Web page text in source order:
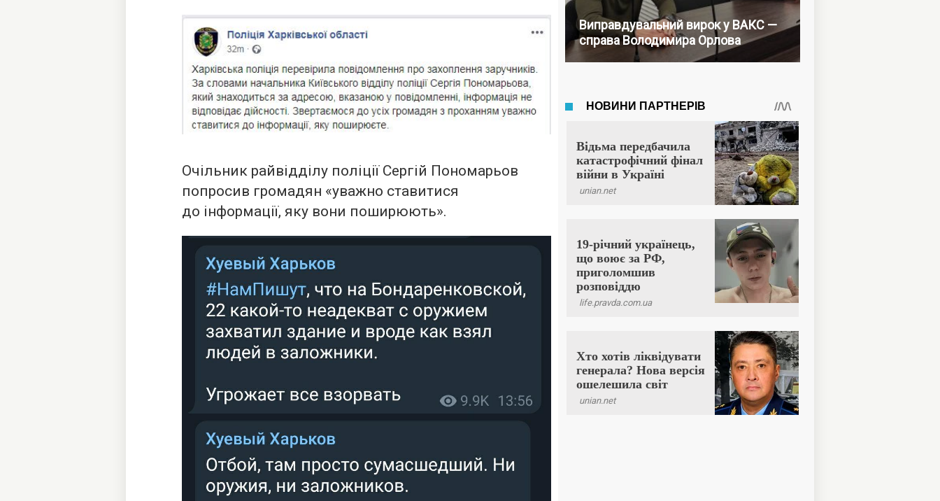
Очільник райвідділу поліції Сергій Пономарьов
попросив громадян «уважно ставитися
до інформації, яку вони поширюють».
Виправдувальний вирок у ВАКС —
справа Володимира Орлова